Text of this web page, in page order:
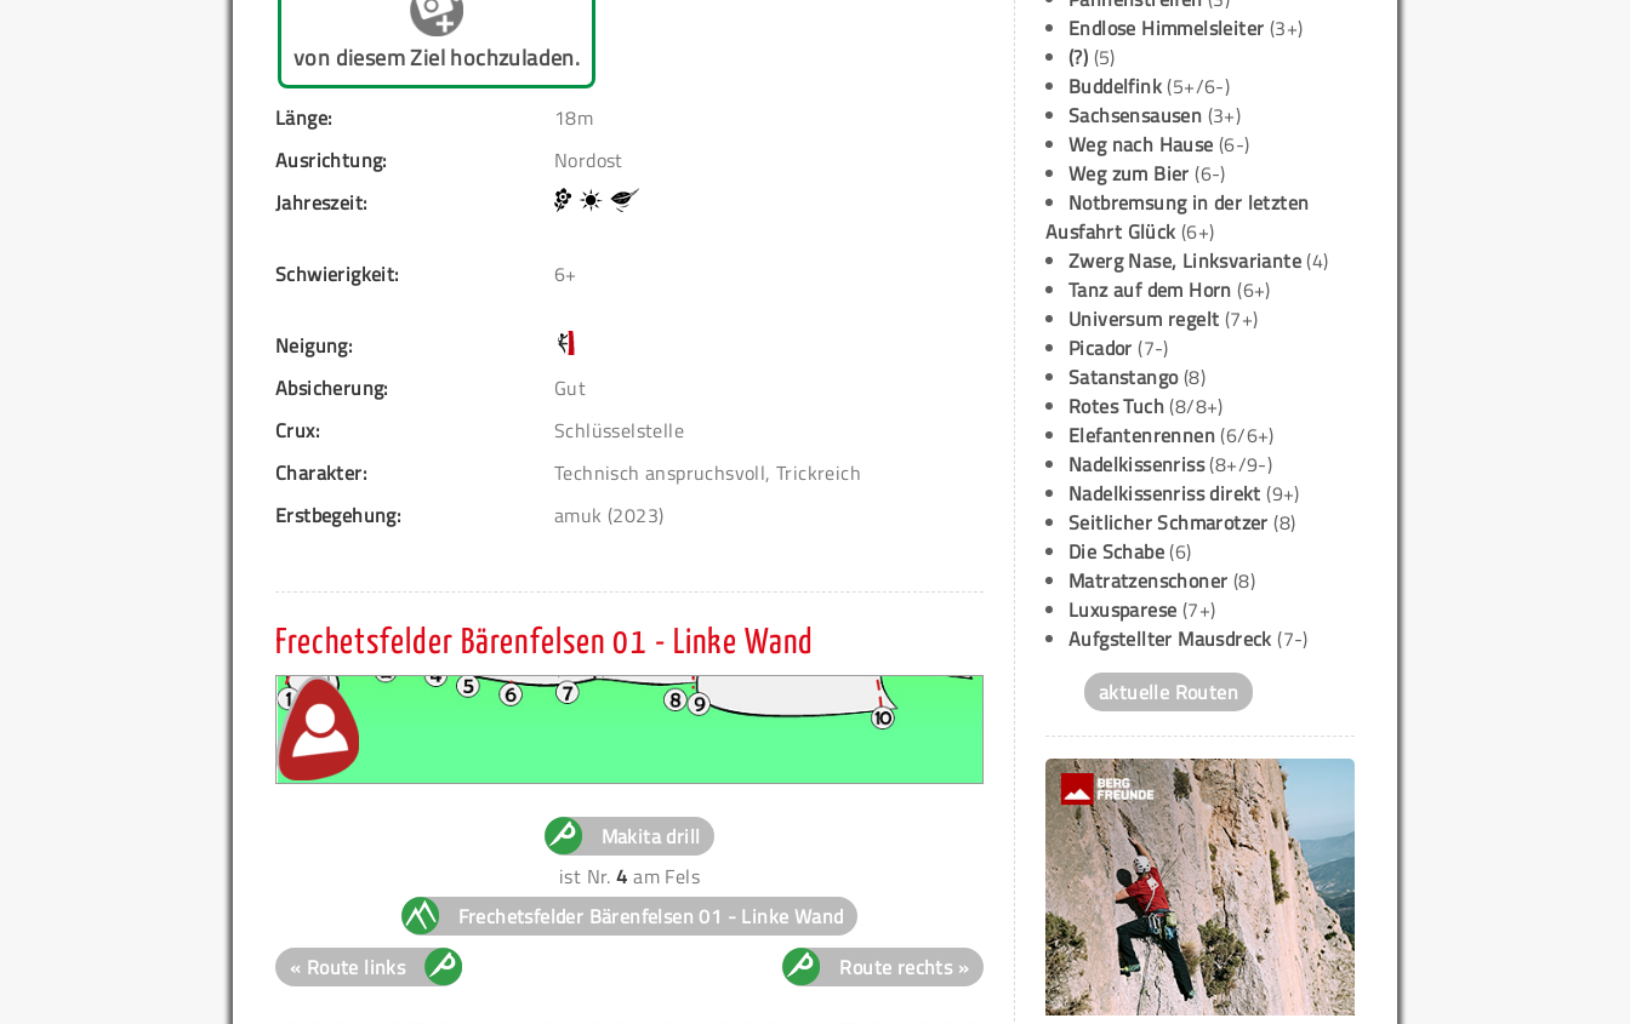
von diesem Ziel hochzuladen.
Länge:
18m
Ausrichtung:
Nordost
Jahreszeit:
Schwierigkeit: 6+
Neigung:
Absicherung:
Gut
Crux:
Schlüsselstelle
Charakter:
Technisch anspruchsvoll, Trickreich
Erstbegehung:
amuk (2023)
Frechetsfelder Bärenfelsen 01 - Linke Wand
Makita drill
ist Nr.4 am Fels
Frechetsfelder Bärenfelsen 01 - Linke Wand
« Route links
Route rechts »
Endlose Himmelsleiter (3+)
(?) (5)
Buddelfink(5+/6-)
Sachsensausen (3+)
Weg nach Hause (6-)
Weg zum Bier (6-)
Notbremsung in der letzten
Ausfahrt Glück (6+)
Zwerg Nase, Linksvariante(4)
Tanz auf dem Horn (6+)
Universum regelt (7+)
Picador (7-)
Satanstango(8)
Rotes Tuch(8/8+)
Elefantenrennen(6/6+)
Nadelkissenriss(8+/9-)
Nadelkissenriss direkt (9+)
Seitlicher Schmarotzer (8)
Die Schabe(6)
Matratzenschoner (8)
Luxusparese (7+)
Aufgstellter Mausdreck (7-)
aktuelle Routen